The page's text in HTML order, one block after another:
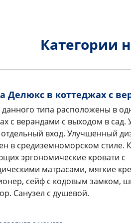
Категории
Делюкс в коттеджах с
типа расположены в
с верандами с выходом в сад.
вход. Улучшенный
в средиземноморском стиле.
эргономические кровати с
матрасами, мягкие
сейф с кодовым замком,
Санузел с душевой.